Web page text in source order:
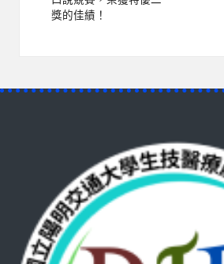
獎的佳績！